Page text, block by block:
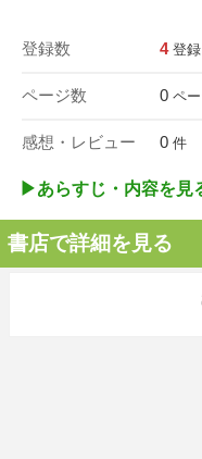
登録数 4 登録
ページ数 0 ペ
感想・レビュー 0 件
▶︎あらすじ・内容を見
書店で詳細を見る